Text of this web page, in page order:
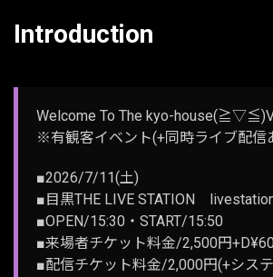
Introduction
Welcome To The kyo-
※有観客イベント(+同時ライブ配信
■2026/7/11(土)
■目黒THE LIVE STATION
■OPEN/15:30・START/15:50
■来場者チケット料金/2,500円
■配信チケット料金/2,000円(+シス